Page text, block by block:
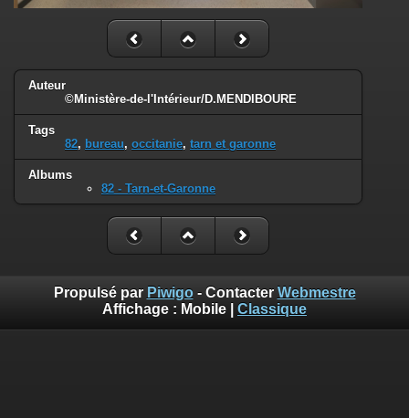
Auteur
©Ministère-de-l'Intérieur/D.MENDIBOURE
Tags
82, bureau, occitanie, tarn et garonne
Albums
82 - Tarn-et-Garonne
Propulsé par Piwigo- Contacter Webmestre
Affichage : Mobile Classique